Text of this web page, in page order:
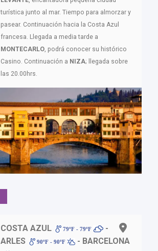
turística junto al mar. Tiempo para almorzar y
pasear. Continuación hacia la Costa Azul
francesa. Llegada a media tarde a
MONTECARLO, podrá conocer su histórico
Casino. Continuación a NIZA; llegada sobre
las 20.00hrs.
COSTA AZUL 79ºF - 79ºF
-
ARLES
90ºF - 90ºF - BARCELONA